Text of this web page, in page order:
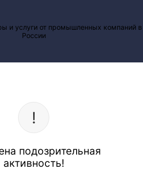
подозрительная
активность!